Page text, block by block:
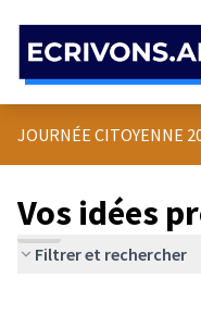
JOURNÉE CITOYENNE
Vos idées
Filtrer et rechercher